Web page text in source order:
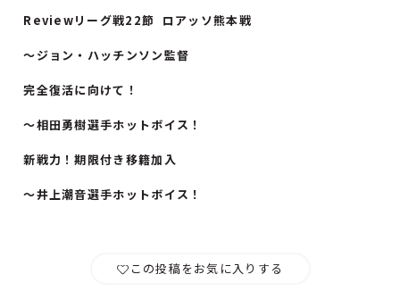
Reviewリーグ戦22節 ロアッソ熊本戦
〜ジョン・ハッチンソン監督
完全復活に向けて！
〜相田勇樹選手ホットボイス！
新戦力！期限付き移籍加入
〜井上潮音選手ホットボイス！
この投稿をお気に入りする